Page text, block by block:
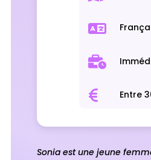
Entre
Sonia est une jeune